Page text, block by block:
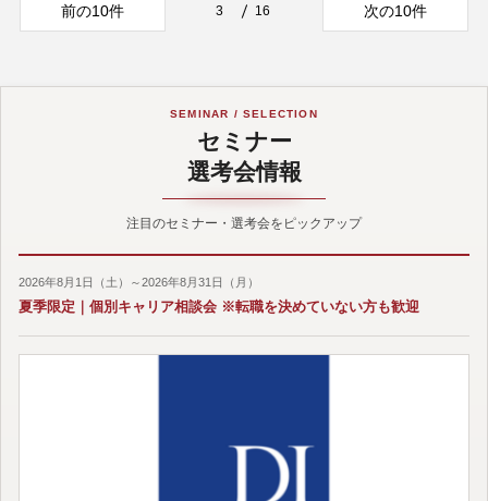
前の10件 3 16 次の10件
SEMINAR / SELECTION
セミナー
選考会情報
注目のセミナー・選考会をピックアップ
2026年8月1日（土）～2026年8月31日（月）
夏季限定｜個別キャリア相談会 ※転職を決めていない方も歓迎